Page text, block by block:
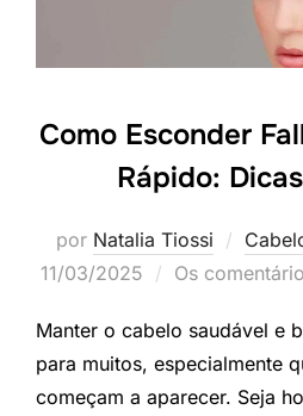
Como Esconder
Rápido:
por Natalia Tiossi
11/03/2025 Os
Manter o cabelo saudável e
para muitos, especialmente
começam a aparecer. Seja